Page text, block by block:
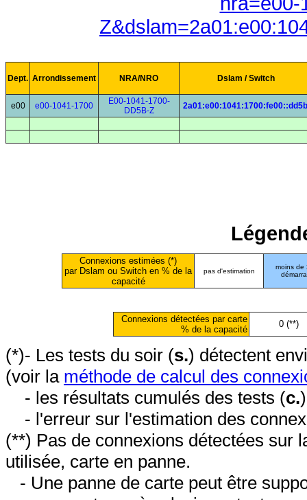
Dept. Arrondissement NRA/NRO Dslam / Switch
e00 e00-1041-1700
E00-1041-1700-
DD5B-Z
2a01:e00:1041:1700:fe00::dd5b
Connexions estimées (*)
par Dslam ou Switch en % de la
capacité
pas d'estimation
moins de
Connexions détectées par carte
% de la capacité
0 (**)
(*)- Les tests du soir (s.) détectent
(voir la méthode de calcul des
- les résultats cumulés des tests (c.
- l'erreur sur l'estimation des
(**) Pas de connexions détectées sur
utilisée, carte en panne.
- Une panne de carte peut être